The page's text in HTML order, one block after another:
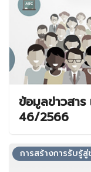
ข้อมูลข่าวสา
46/2566
การสร้างการรับรู้